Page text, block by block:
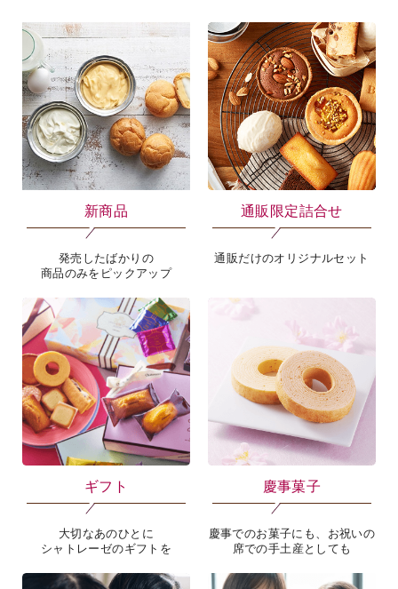
新商品
発売したばかりの
商品のみをピックアップ
通販限定詰合せ
通販だけのオリジナルセット
ギフト
大切なあのひとに
シャトレーゼのギフトを
慶事菓子
慶事でのお菓子にも、お祝いの
席での手土産としても
岳や末広がりを意味す
つ時」という意味を込
雄大な八ヶ岳山麓の自
れる、こだわりのスイー
海外 Overseas shops
Indonesia
Singapore
Malaysia
Hong Kong
UAE
Thailand
Vietnam